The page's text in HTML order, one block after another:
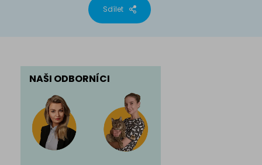
Sdílet
NAŠI ODBORNÍCI